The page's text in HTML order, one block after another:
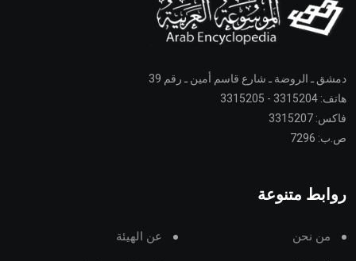
دمشق ـ الروضة ـ شارع قاسم أمين ـ رقم 39
هاتف: 3315204 - 3315205
فاكس: 3315207
ص.ب: 7296
روابط متنوعة
من نحن عن الهيئة